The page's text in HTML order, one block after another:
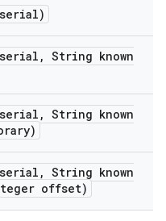
, String known
, String known
, String known
offset)